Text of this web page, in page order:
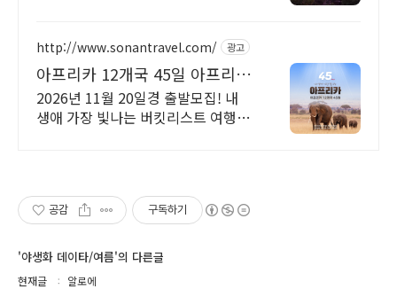
http://www.sonantravel.com/ 광고
아프리카 12개국 45일 아프리카
12개국 45일
2026년 11월 20일경 출발모집! 내
생애 가장 빛나는 버킷리스트 여행!
공감 구독하기
'야생화 데이타/여름'의 다른글
현재글 알로에